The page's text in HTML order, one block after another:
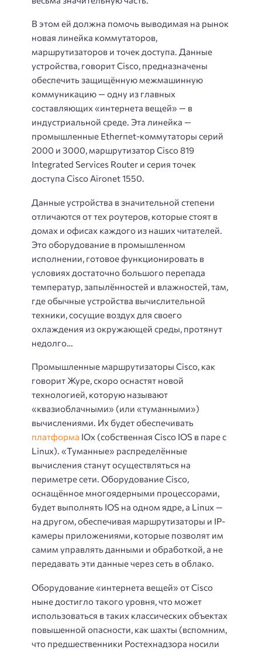
В этом ей должна помочь выводимая на рынок
новая линейка коммутаторов,
маршрутизаторов и точек доступа. Данные
устройства, говорит Cisco, предназначены
обеспечить защищённую межмашинную
коммуникацию — одну из главных
составляющих «интернета вещей» — в
индустриальной среде. Эта линейка —
промышленные Ethernet-коммутаторы серий
2000 и 3000, маршрутизатор Cisco 819
Integrated Services Router и серия точек
доступа Cisco Aironet 1550.
Данные устройства в значительной степени
отличаются от тех роутеров, которые стоят в
домах и офисах каждого из наших читателей.
Это оборудование в промышленном
исполнении, готовое функционировать в
условиях достаточно большого перепада
температур, запылённостей и влажностей, там,
где обычные устройства вычислительной
техники, сосущие воздух для своего
охлаждения из окружающей среды, протянут
недолго…
Промышленные маршрутизаторы Cisco, как
говорит Журе, скоро оснастят новой
технологией, которую называют
«квазиоблачными» (или «туманными»)
вычислениями. Их будет обеспечивать
платформа IOx (собственная Cisco IOS в паре с
Linux). «Туманные» распределённые
вычисления станут осуществляться на
периметре сети. Оборудование Cisco,
оснащённое многоядерными процессорами,
будет выполнять IOS на одном ядре, а Linux —
на другом, обеспечивая маршрутизаторы и IP-
камеры приложениями, которые позволят им
самим управлять данными и обработкой, а не
передавать эти данные через сеть в облако.
Оборудование «интернета вещей» от Cisco
ныне достигло такого уровня, что может
использоваться в таких классических объектах
повышенной опасности, как шахты (вспомним,
что предшественники Ростехнадзора носили